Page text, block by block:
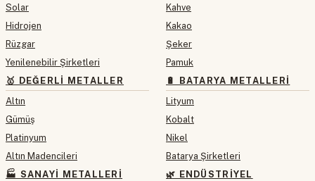
Solar
Hidrojen
Rüzgar
Yenilenebilir Şirketleri
🥇 DEĞERLI METALLER
Altın
Gümüş
Platinyum
Altın Madencileri
🏭 SANAYI METALLERI
Kahve
Kakao
Şeker
Pamuk
🔋 BATARYA METALLERI
Lityum
Kobalt
Nikel
Batarya Şirketleri
🌿 ENDÜSTRIYEL